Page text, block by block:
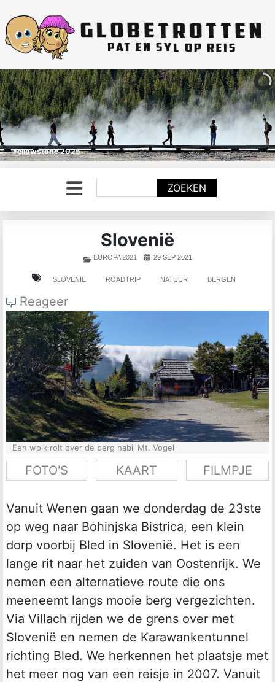
Yellowstone 2025
ZOEKEN
Slovenië
EUROPA 2021 29 SEP 2021
SLOVENIE ROADTRIP NATUUR BERGEN
Reageer
Een wolk rolt over de berg nabij Mt. Vogel
FOTO'S KAART FILMPJE
Vanuit Wenen gaan we donderdag de 23ste
op weg naar Bohinjska Bistrica, een klein
dorp voorbij Bled in Slovenië. Het is een
lange rit naar het zuiden van Oostenrijk. We
nemen een alternatieve route die ons
meeneemt langs mooie berg vergezichten.
Via Villach rijden we de grens over met
Slovenië en nemen de Karawankentunnel
richting Bled. We herkennen het plaatsje met
het meer nog van een reisje in 2007. Vanuit